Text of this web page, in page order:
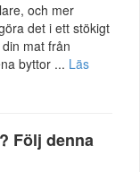
och mer
det i ett stökigt
mat från
byttor ... Läs
Följ denna